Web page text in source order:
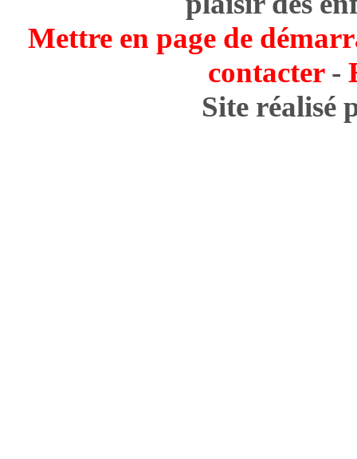
Mettre en page de
contacter-
Site réalisé